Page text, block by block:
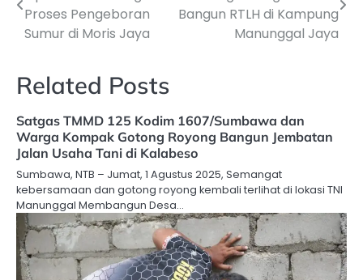
pos
Proses Pengeboran
Sumur di Moris Jaya
Bangun RTLH di Kampung
Manunggal Jaya
Related Posts
Satgas TMMD 125 Kodim 1607/Sumbawa dan
Warga Kompak Gotong Royong Bangun Jembatan
Jalan Usaha Tani di Kalabeso
Sumbawa, NTB – Jumat, 1 Agustus 2025, Semangat
kebersamaan dan gotong royong kembali terlihat di lokasi TNI
Manunggal Membangun Desa…